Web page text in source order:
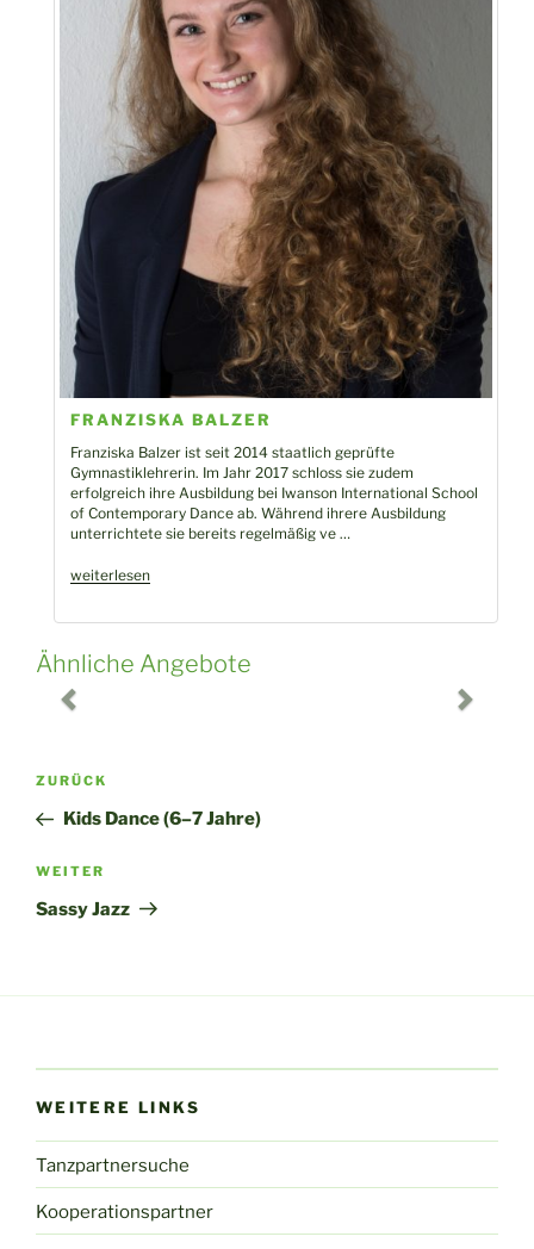
FRANZISKA BALZER
Franziska Balzer ist seit 2014 staatlich geprüfte
Gymnastiklehrerin. Im Jahr 2017 schloss sie zudem
erfolgreich ihre Ausbildung bei Iwanson International School
of Contemporary Dance ab. Während ihrere Ausbildung
unterrichtete sie bereits regelmäßig ve …
„Franziska
weiterlesen
Ähnliche Angebote
P
e
v
i
o
s
N
Beitragsnavigation
Vorheriger
Beitrag
ZURÜCK
Kids Dance (6–7 Jahre)
Nächster
Beitrag
WEITER
Sassy Jazz
WEITERE LINKS
Tanzpartnersuche
Kooperationspartner